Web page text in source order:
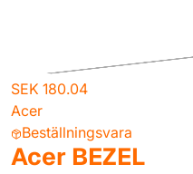
SEK 180.04
Acer
Beställningsvara
Acer BEZEL